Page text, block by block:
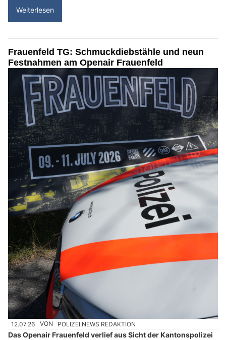
Weiterlesen
Frauenfeld TG: Schmuckdiebstähle und neun
Festnahmen am Openair Frauenfeld
12.07.26 VON POLIZEI.NEWS REDAKTION
Das Openair Frauenfeld verlief aus Sicht der Kantonspolizei